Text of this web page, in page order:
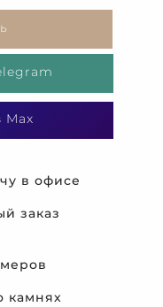
Max
в офисе
заказ
камнях